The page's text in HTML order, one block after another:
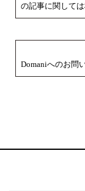
の記事に関して
Domaniへのお問